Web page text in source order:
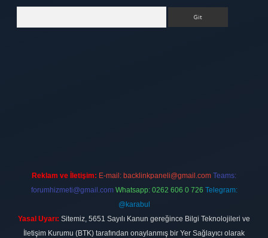
Reklam ve İletişim: E-mail: backlinkpaneli@gmail.com Teams:
forumhizmeti@gmail.com Whatsapp: 0262 606 0 726 Telegram:
@karabul
Yasal Uyarı: Sitemiz, 5651 Sayılı Kanun gereğince Bilgi Teknolojileri ve
İletişim Kurumu (BTK) tarafından onaylanmış bir Yer Sağlayıcı olarak